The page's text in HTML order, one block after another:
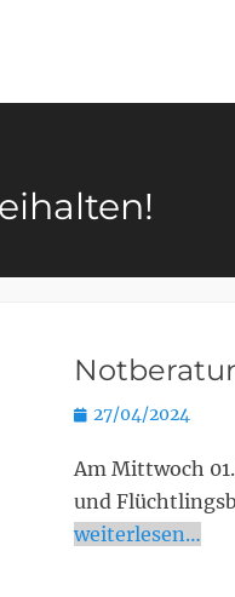
Posted
27/04/2024
Am Mittwoch
und
weiterlesen…